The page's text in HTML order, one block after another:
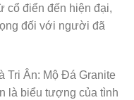
cổ điển đến hiện đại,
đối với người đã
Tri Ân: Mộ Đá Granite
là biểu tượng của tình